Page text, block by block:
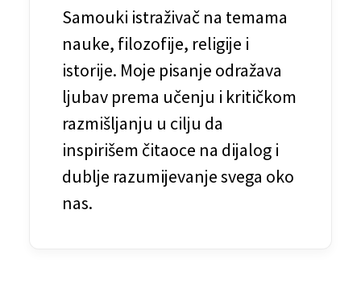
Samouki istraživač na temama
nauke, filozofije, religije i
istorije. Moje pisanje odražava
ljubav prema učenju i kritičkom
razmišljanju u cilju da
inspirišem čitaoce na dijalog i
dublje razumijevanje svega oko
nas.